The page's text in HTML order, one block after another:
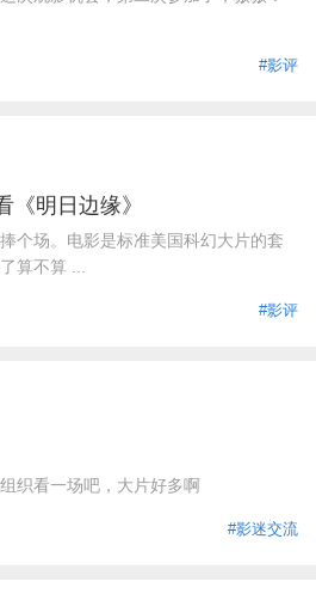
#影评
《明日边缘》
个场。电影是标准美国科幻大片的套
算不算 ...
#影评
织看一场吧，大片好多啊
#影迷交流